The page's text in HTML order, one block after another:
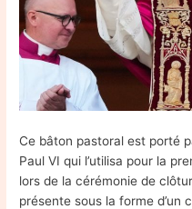
Ce bâton pastoral est porté
Paul VI qui l’utilisa pour la
lors de la cérémonie de
présente sous la forme d’un